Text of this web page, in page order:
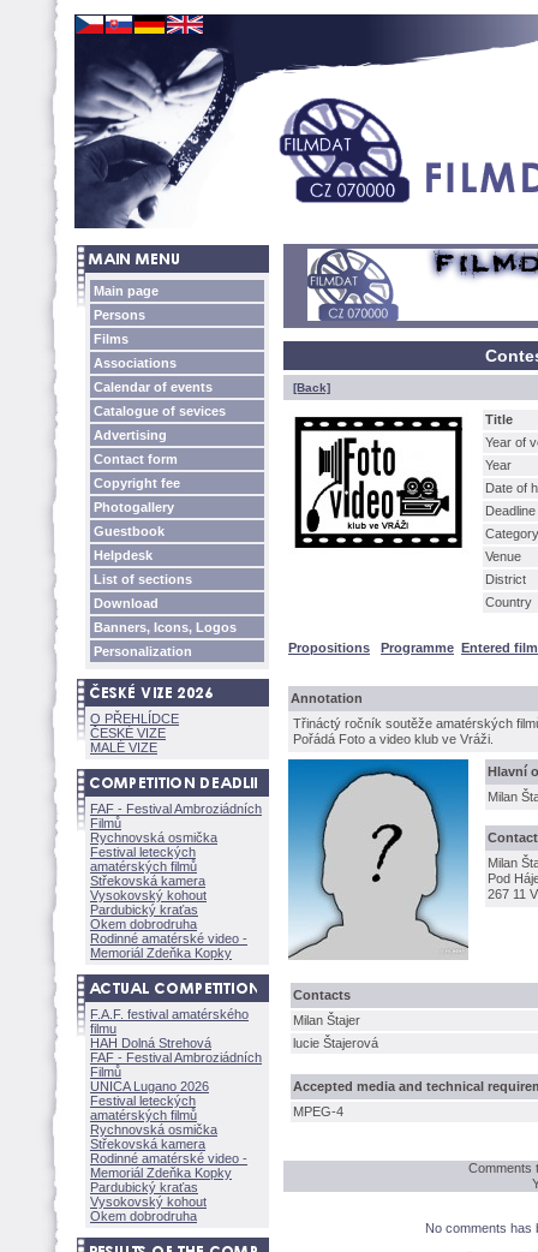
Main page
Persons
Films
Associations
Calendar of events
Catalogue of sevices
Advertising
Contact form
Copyright fee
Photogallery
Guestbook
Helpdesk
List of sections
Download
Banners, Icons, Logos
Personalization
O PŘEHLÍDCE
ČESKÉ VIZE
MALÉ VIZE
FAF - Festival Ambroziádních
Filmů
Rychnovská osmička
Festival leteckých
amatérských filmů
Střekovská kamera
Vysokovský kohout
Pardubický kraťas
Okem dobrodruha
Rodinné amatérské video -
Memoriál Zdeňka Kopky
F.A.F. festival amatérského
filmu
HAH Dolná Strehov
FAF - Festival Ambroziádních
Filmů
UNICA Lugano 2026
Festival leteckých
amatérských filmů
Rychnovská osmička
Střekovská kamera
Rodinné amatérské video -
Memoriál Zdeňka Kopky
Pardubický kraťas
Vysokovský kohout
Okem dobrodruha
[Back]
Title
Year of
Year
Date of
Deadline
Category
Venue
District
Country
Propositions Programme Entered
Annotation
Třináctý ročník soutěže amatérských
Pořádá Foto a video klub ve Vráži.
Hlavní
Milan
Milan
Pod
267 11
Contacts
Milan Štajer
lucie Štajerov
Accepted media and technical
MPEG-4
Comments
No comments has